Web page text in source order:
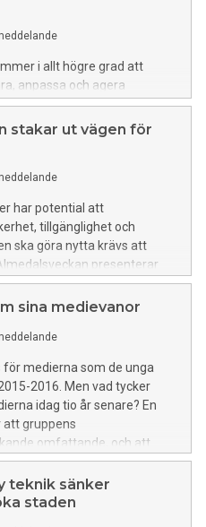
i allt högre grad att
anpassa och agera
inte endast teknologisk höjd
hastighet som definierar
är
är innovationsarenan där civil
stakar ut vägen för
har potential att
tillgänglighet och
ska göra nytta krävs att
presenterar
en
Sveriges roll i den globala
sina medievanor
för medierna som de unga
2016. Men vad tycker
idag tio år senare? En
att gruppens
omfattande, och att
till nyheter.
teknik sänker
staden